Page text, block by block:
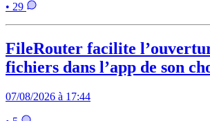
• 29
FileRouter facilite
fichiers dans l’app de son
07/08/2026 à 17:44